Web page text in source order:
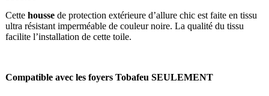
Cettehousse de protection extérieure d’allure chic est faite en tissu
ultra résistant imperméable de couleur noire. La qualité du tissu
facilite l’installation de cette toile.
Compatible avec les foyers Tobafeu SEULEMENT